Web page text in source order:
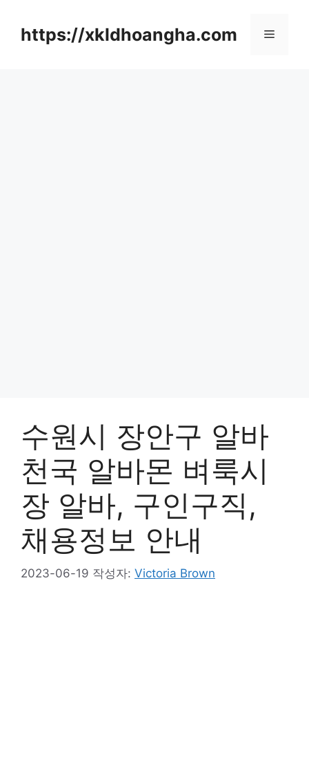
https://xkldhoangha.com 메
수원시 장안구 알바
천국 알바몬 벼룩시
장 알바, 구인구직,
채용정보 안내
2023-06-19 작성자: Victoria Brown